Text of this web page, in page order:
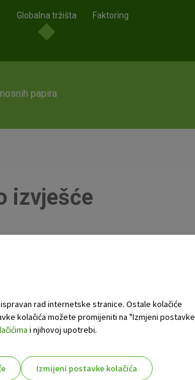
Globalna tržišta Faktoring
papira
izvješće
rad internetske stranice. Ostale kolačiće
kolačića možete promijeniti na "Izmjeni postavke
i njihovoj upotrebi.
Izmijeni postavke kolačića